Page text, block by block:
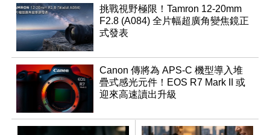
挑戰視野極限！Tamron 12-20mm
F2.8 (A084) 全片幅超廣角變焦鏡正
式發表
Canon 傳將為 APS-C 機型導入堆
疊式感光元件！EOS R7 Mark II 或
迎來高速讀出升級